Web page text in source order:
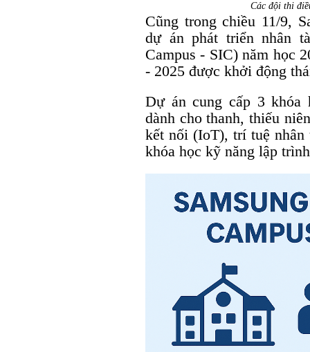
Các đội thi
Cũng trong chiều 11/9,
dự án phát triển nhân
Campus - SIC) năm học
- 2025 được khởi động
Dự án cung cấp 3 khóa
dành cho thanh, thiếu
kết nối (IoT), trí tuệ
khóa học kỹ năng lập